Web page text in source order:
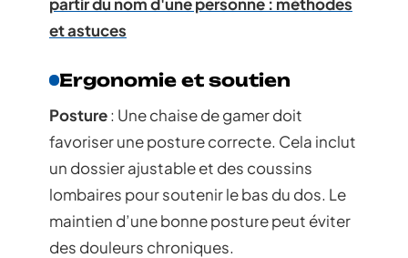
et astuces
Ergonomie et soutien
Posture: Une chaise de gamer doit
favoriser une posture correcte. Cela inclut
un dossier ajustable et des coussins
lombaires pour soutenir le bas du dos. Le
maintien d’une bonne posture peut éviter
des douleurs chroniques.